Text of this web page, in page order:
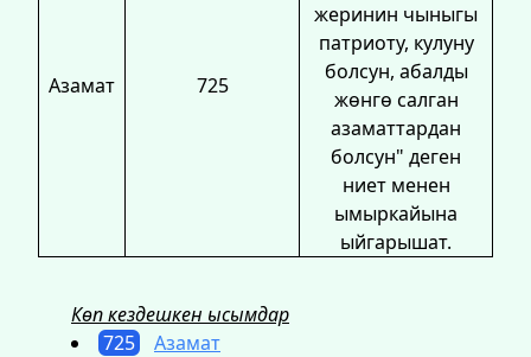
Азамат 725
жеринин чыныгы
патриоту, кулуну
болсун, абалды
жөнгө салган
азаматтардан
болсун" деген
ниет менен
ымыркайына
ыйгарышат.
Көп кездешкен ысымдар
725
Азамат